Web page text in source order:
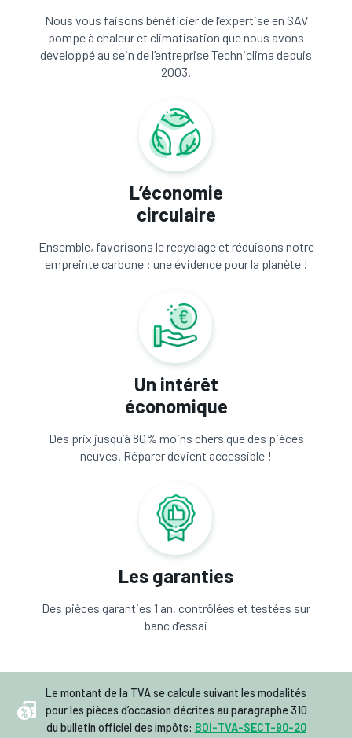
Nous vous faisons bénéficier de l’expertise en SAV
pompe à chaleur et climatisation que nous avons
développé au sein de l’entreprise Techniclima depuis
2003.
L’économie
circulaire
Ensemble, favorisons le recyclage et réduisons notre
empreinte carbone : une évidence pour la planète !
Un intérêt
économique
Des prix jusqu’à 80% moins chers que des pièces
neuves. Réparer devient accessible !
Les garanties
Des pièces garanties 1 an, contrôlées et testées sur
banc d’essai
Le montant de la TVA se calcule suivant les modalités
pour les pièces d’occasion décrites au paragraphe 310
du bulletin officiel des impôts: BOI-TVA-SECT-90-20